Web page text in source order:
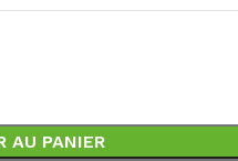
AU PANIER